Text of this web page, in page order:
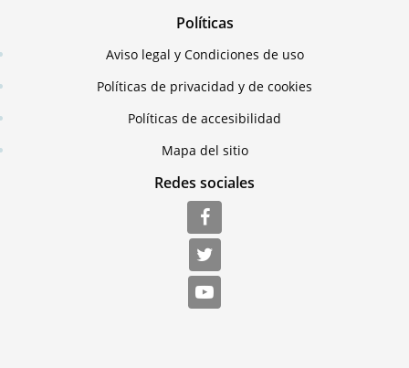
Políticas
Aviso legal y Condiciones de uso
Políticas de privacidad y de cookies
Políticas de accesibilidad
Mapa del sitio
Redes sociales